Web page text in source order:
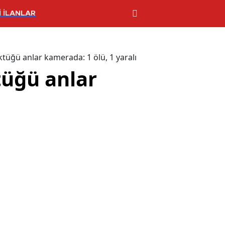
İLANLAR
anlar kamerada: 1 ölü, 1 yaralı
anlar